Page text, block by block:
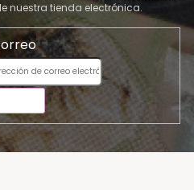
nuestra tienda electrónica.